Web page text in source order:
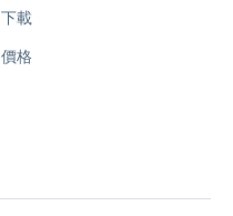
下載
價格